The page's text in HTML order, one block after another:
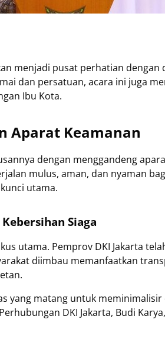
menjadi pusat perhatian dengan
dan persatuan, acara ini juga
Ibu Kota.
Aparat Keamanan
dengan menggandeng
mulus, aman, dan nyaman
utama.
Siaga
utama. Pemprov DKI Jakarta
diimbau memanfaatkan
yang matang untuk
DKI Jakarta, Budi